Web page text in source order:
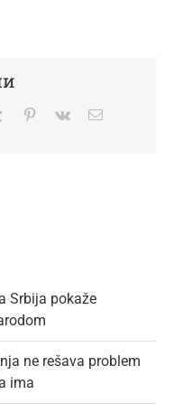
Tumblr Pinterest
Vk Email
Srbija pokaže
ne rešava problem
ima